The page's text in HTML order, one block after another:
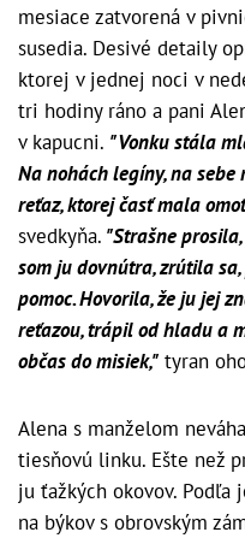
mesiace zatvorená v
susedia. Desivé detaily
ktorej v jednej noci v
tri hodiny ráno a pani
v kapucni. "Vonku stála
Na nohách legíny, na
reťaz, ktorej časť mala
svedkyňa. "Strašne
som ju dovnútra, zrútila
pomoc. Hovorila, že ju jej
reťazou, trápil od hladu a
občas do misiek," tyran
Alena s manželom
tiesňovú linku. Ešte než
ju ťažkých okovov.
na býkov s obrovským